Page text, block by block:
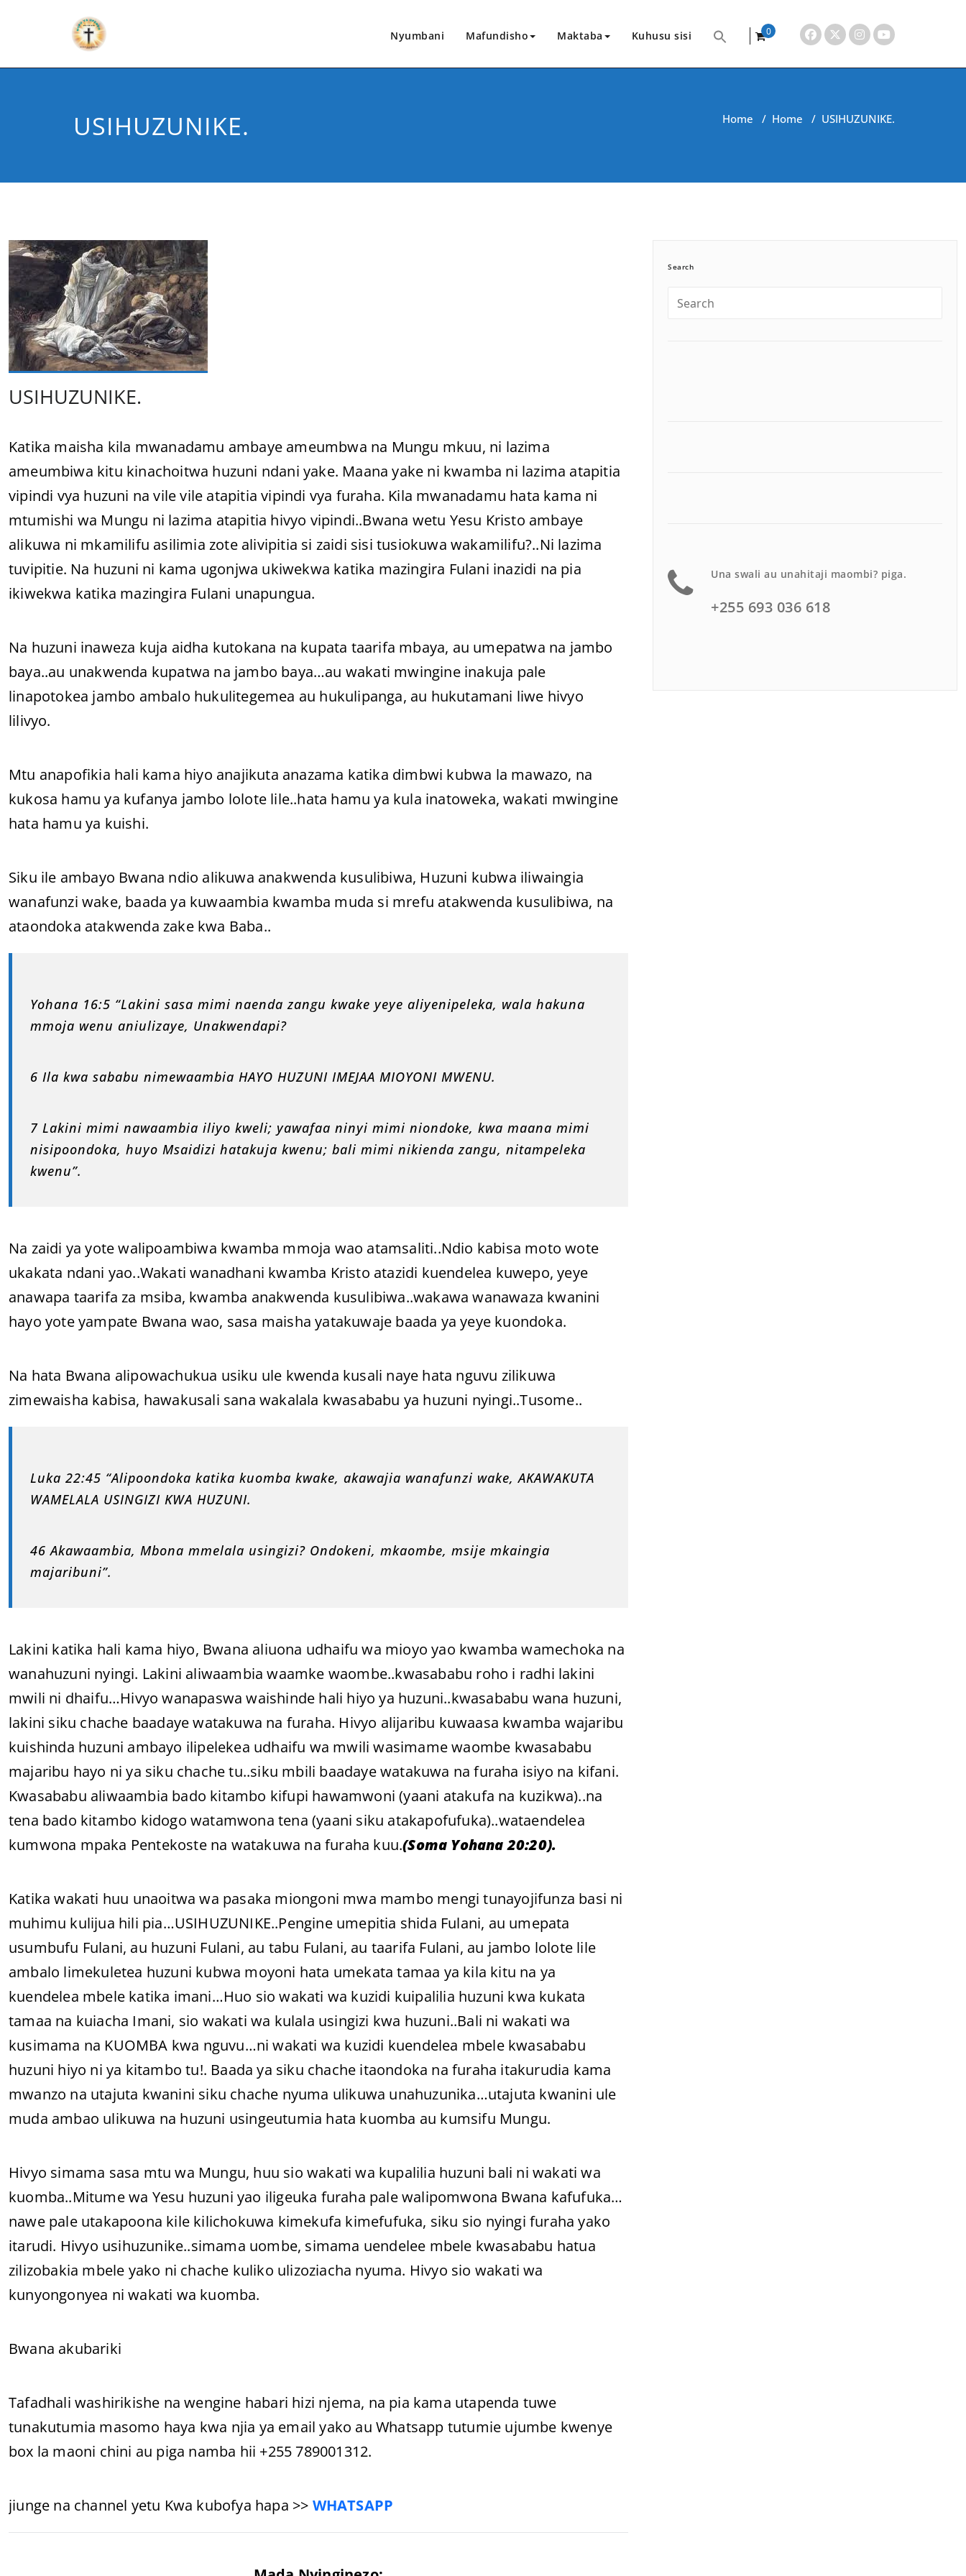
Nyumbani Mafundisho Maktaba Kuhusu sisi
0
USIHUZUNIKE. Home / Home / USIHUZUNIKE.
USIHUZUNIKE.
Katika maisha kila mwanadamu ambaye ameumbwa na Mungu mkuu, ni lazima
ameumbiwa kitu kinachoitwa huzuni ndani yake. Maana yake ni kwamba ni lazima atapitia
vipindi vya huzuni na vile vile atapitia vipindi vya furaha. Kila mwanadamu hata kama ni
mtumishi wa Mungu ni lazima atapitia hivyo vipindi..Bwana wetu Yesu Kristo ambaye
alikuwa ni mkamilifu asilimia zote alivipitia si zaidi sisi tusiokuwa wakamilifu?..Ni lazima
tuvipitie. Na huzuni ni kama ugonjwa ukiwekwa katika mazingira Fulani inazidi na pia
ikiwekwa katika mazingira Fulani unapungua.
Na huzuni inaweza kuja aidha kutokana na kupata taarifa mbaya, au umepatwa na jambo
baya..au unakwenda kupatwa na jambo baya…au wakati mwingine inakuja pale
linapotokea jambo ambalo hukulitegemea au hukulipanga, au hukutamani liwe hivyo
lilivyo.
Mtu anapofikia hali kama hiyo anajikuta anazama katika dimbwi kubwa la mawazo, na
kukosa hamu ya kufanya jambo lolote lile..hata hamu ya kula inatoweka, wakati mwingine
hata hamu ya kuishi.
Siku ile ambayo Bwana ndio alikuwa anakwenda kusulibiwa, Huzuni kubwa iliwaingia
wanafunzi wake, baada ya kuwaambia kwamba muda si mrefu atakwenda kusulibiwa, na
ataondoka atakwenda zake kwa Baba..
Yohana 16:5 “Lakini sasa mimi naenda zangu kwake yeye aliyenipeleka, wala hakuna
mmoja wenu aniulizaye, Unakwendapi?
6 Ila kwa sababu nimewaambia HAYO HUZUNI IMEJAA MIOYONI MWENU.
7 Lakini mimi nawaambia iliyo kweli; yawafaa ninyi mimi niondoke, kwa maana mimi
nisipoondoka, huyo Msaidizi hatakuja kwenu; bali mimi nikienda zangu, nitampeleka
kwenu”.
Na zaidi ya yote walipoambiwa kwamba mmoja wao atamsaliti..Ndio kabisa moto wote
ukakata ndani yao..Wakati wanadhani kwamba Kristo atazidi kuendelea kuwepo, yeye
anawapa taarifa za msiba, kwamba anakwenda kusulibiwa..wakawa wanawaza kwanini
hayo yote yampate Bwana wao, sasa maisha yatakuwaje baada ya yeye kuondoka.
Na hata Bwana alipowachukua usiku ule kwenda kusali naye hata nguvu zilikuwa
zimewaisha kabisa, hawakusali sana wakalala kwasababu ya huzuni nyingi..Tusome..
Luka 22:45 “Alipoondoka katika kuomba kwake, akawajia wanafunzi wake, AKAWAKUTA
WAMELALA USINGIZI KWA HUZUNI.
46 Akawaambia, Mbona mmelala usingizi? Ondokeni, mkaombe, msije mkaingia
majaribuni”.
Lakini katika hali kama hiyo, Bwana aliuona udhaifu wa mioyo yao kwamba wamechoka na
wanahuzuni nyingi. Lakini aliwaambia waamke waombe..kwasababu roho i radhi lakini
mwili ni dhaifu…Hivyo wanapaswa waishinde hali hiyo ya huzuni..kwasababu wana huzuni,
lakini siku chache baadaye watakuwa na furaha. Hivyo alijaribu kuwaasa kwamba wajaribu
kuishinda huzuni ambayo ilipelekea udhaifu wa mwili wasimame waombe kwasababu
majaribu hayo ni ya siku chache tu..siku mbili baadaye watakuwa na furaha isiyo na kifani.
Kwasababu aliwaambia bado kitambo kifupi hawamwoni (yaani atakufa na kuzikwa)..na
tena bado kitambo kidogo watamwona tena (yaani siku atakapofufuka)..wataendelea
kumwona mpaka Pentekoste na watakuwa na furaha kuu.(Soma Yohana 20:20).
Katika wakati huu unaoitwa wa pasaka miongoni mwa mambo mengi tunayojifunza basi ni
muhimu kulijua hili pia…USIHUZUNIKE..Pengine umepitia shida Fulani, au umepata
usumbufu Fulani, au huzuni Fulani, au tabu Fulani, au taarifa Fulani, au jambo lolote lile
ambalo limekuletea huzuni kubwa moyoni hata umekata tamaa ya kila kitu na ya
kuendelea mbele katika imani…Huo sio wakati wa kuzidi kuipalilia huzuni kwa kukata
tamaa na kuiacha Imani, sio wakati wa kulala usingizi kwa huzuni..Bali ni wakati wa
kusimama na KUOMBA kwa nguvu…ni wakati wa kuzidi kuendelea mbele kwasababu
huzuni hiyo ni ya kitambo tu!. Baada ya siku chache itaondoka na furaha itakurudia kama
mwanzo na utajuta kwanini siku chache nyuma ulikuwa unahuzunika…utajuta kwanini ule
muda ambao ulikuwa na huzuni usingeutumia hata kuomba au kumsifu Mungu.
Hivyo simama sasa mtu wa Mungu, huu sio wakati wa kupalilia huzuni bali ni wakati wa
kuomba..Mitume wa Yesu huzuni yao iligeuka furaha pale walipomwona Bwana kafufuka…
nawe pale utakapoona kile kilichokuwa kimekufa kimefufuka, siku sio nyingi furaha yako
itarudi. Hivyo usihuzunike..simama uombe, simama uendelee mbele kwasababu hatua
zilizobakia mbele yako ni chache kuliko ulizoziacha nyuma. Hivyo sio wakati wa
kunyongonyea ni wakati wa kuomba.
Bwana akubariki
Tafadhali washirikishe na wengine habari hizi njema, na pia kama utapenda tuwe
tunakutumia masomo haya kwa njia ya email yako au Whatsapp tutumie ujumbe kwenye
box la maoni chini au piga namba hii +255 789001312.
jiunge na channel yetu Kwa kubofya hapa >> WHATSAPP
Search
Una swali au unahitaji maombi? piga.
+255 693 036 618